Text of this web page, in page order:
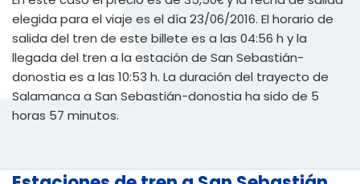
elegida para el viaje es el día 23/06/2016. El horario de
salida del tren de este billete es a las 04:56 h y la
llegada del tren a la estación de San Sebastián-
donostia es a las 10:53 h. La duración del trayecto de
Salamanca a San Sebastián-donostia ha sido de 5
horas 57 minutos.